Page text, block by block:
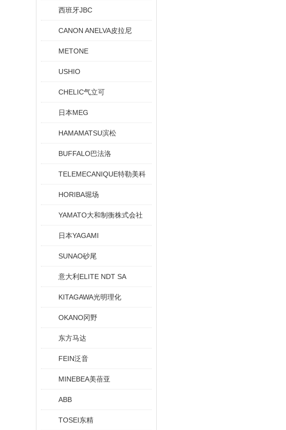
西班牙JBC
CANON ANELVA皮拉尼
METONE
USHIO
CHELIC气立可
日本MEG
HAMAMATSU滨松
BUFFALO巴法洛
TELEMECANIQUE特勒美科
HORIBA堀场
YAMATO大和制衡株式会社
日本YAGAMI
SUNAO砂尾
意大利ELITE NDT SA
KITAGAWA光明理化
OKANO冈野
东方马达
FEIN泛音
MINEBEA美蓓亚
ABB
TOSEI东精